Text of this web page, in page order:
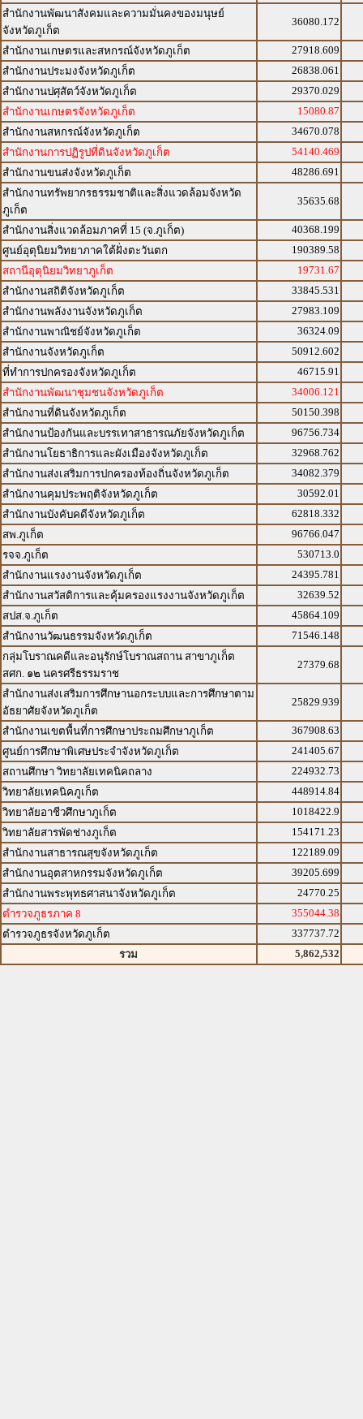
สำนักงานพัฒนาสังคมและความมั่นคงของมนุษย์
จังหวัดภูเก็ต
36080.172
สำนักงานเกษตรและสหกรณ์จังหวัดภูเก็ต
27918.609
สำนักงานประมงจังหวัดภูเก็ต
26838.061
สำนักงานปศุสัตว์จังหวัดภูเก็ต
29370.029
สำนักงานเกษตรจังหวัดภูเก็ต
15080.87
สำนักงานสหกรณ์จังหวัดภูเก็ต
34670.078
สำนักงานการปฏิรูปที่ดินจังหวัดภูเก็ต
54140.469
สำนักงานขนส่งจังหวัดภูเก็ต
48286.691
สำนักงานทรัพยากรธรรมชาติและสิ่งแวดล้อมจังหวัด
ภูเก็ต
35635.68
สำนักงานสิ่งแวดล้อมภาคที่ 15 (จ.ภูเก็ต)
40368.199
ศูนย์อุตุนิยมวิทยาภาคใต้ฝั่งตะวันตก
190389.58
สถานีอุตุนิยมวิทยาภูเก็ต
19731.67
สำนักงานสถิติจังหวัดภูเก็ต
33845.531
สำนักงานพลังงานจังหวัดภูเก็ต
27983.109
สำนักงานพาณิชย์จังหวัดภูเก็ต
36324.09
สำนักงานจังหวัดภูเก็ต
50912.602
ที่ทำการปกครองจังหวัดภูเก็ต
46715.91
สำนักงานพัฒนาชุมชนจังหวัดภูเก็ต
34006.121
สำนักงานที่ดินจังหวัดภูเก็ต
50150.398
สำนักงานป้องกันและบรรเทาสาธารณภัยจังหวัดภูเก็ต
96756.734
สำนักงานโยธาธิการและผังเมืองจังหวัดภูเก็ต
32968.762
สำนักงานส่งเสริมการปกครองท้องถิ่นจังหวัดภูเก็ต
34082.379
สำนักงานคุมประพฤติจังหวัดภูเก็ต
30592.01
สำนักงานบังคับคดีจังหวัดภูเก็ต
62818.332
สพ.ภูเก็ต
96766.047
รจจ.ภูเก็ต
530713.0
สำนักงานแรงงานจังหวัดภูเก็ต
24395.781
สำนักงานสวัสดิการและคุ้มครองแรงงานจังหวัดภูเก็ต
32639.52
สปส.จ.ภูเก็ต
45864.109
สำนักงานวัฒนธรรมจังหวัดภูเก็ต
71546.148
กลุ่มโบราณคดีและอนุรักษ์โบราณสถาน สาขาภูเก็ต
สศก. ๑๒ นครศรีธรรมราช
27379.68
สำนักงานส่งเสริมการศึกษานอกระบบและการศึกษาตาม
อัธยาศัยจังหวัดภูเก็ต
25829.939
สำนักงานเขตพื้นที่การศึกษาประถมศึกษาภูเก็ต
367908.63
ศูนย์การศึกษาพิเศษประจำจังหวัดภูเก็ต
241405.67
สถานศึกษา วิทยาลัยเทคนิคถลาง
224932.73
วิทยาลัยเทคนิคภูเก็ต
448914.84
วิทยาลัยอาชีวศึกษาภูเก็ต
1018422.9
วิทยาลัยสารพัดช่างภูเก็ต
154171.23
สำนักงานสาธารณสุขจังหวัดภูเก็ต
122189.09
สำนักงานอุตสาหกรรมจังหวัดภูเก็ต
39205.699
สำนักงานพระพุทธศาสนาจังหวัดภูเก็ต
24770.25
ตำรวจภูธรภาค 8
355044.38
ตำรวจภูธรจังหวัดภูเก็ต
337737.72
รวม
5,862,532